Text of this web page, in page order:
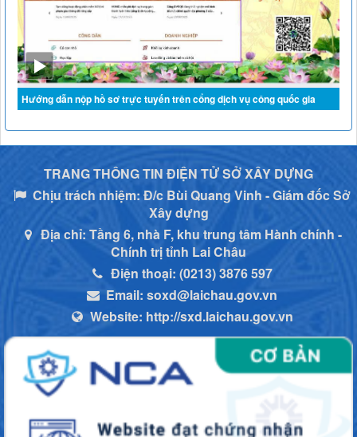
Hướng dẫn nộp hồ sơ trực tuyến trên cổng dịch vụ công quốc gia
TRANG THÔNG TIN ĐIỆN TỬ SỞ XÂY DỰNG
Chịu trách nhiệm: Đ/c Bùi Quang Vinh - Giám đốc Sở
Xây dựng
Địa chỉ: Tầng 6, nhà F, khu trung tâm Hành chính -
Chính trị tỉnh Lai Châu
Điện thoại: (0213) 3876 597
Email: soxd@laichau.gov.vn
Website: http://sxd.laichau.gov.vn